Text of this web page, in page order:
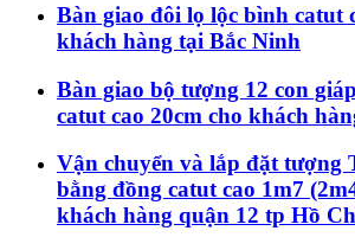
Bàn giao đôi lọ lộc bình catut
khách hàng tại Bắc Ninh
Bàn giao bộ tượng 12 con
catut cao 20cm cho khách
Vận chuyển và lắp đặt tượng
bằng đồng catut cao 1m7
khách hàng quận 12 tp Hồ